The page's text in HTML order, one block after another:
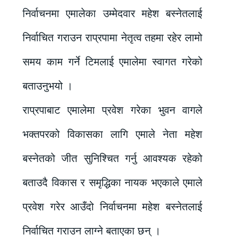
निर्वाचनमा एमालेका उम्मेदवार महेश बस्नेतलाई
निर्वाचित गराउन राप्रपामा नेतृत्व तहमा रहेर लामो
समय काम गर्ने टिमलाई एमालेमा स्वागत गरेको
बताउनुभयो ।
राप्रपाबाट एमालेमा प्रवेश गरेका भुवन वागले
भक्तपरको विकासका लागि एमाले नेता महेश
बस्नेतको जीत सुनिश्चित गर्नु आवश्यक रहेको
बताउदै विकास र समृद्धिका नायक भएकाले एमाले
प्रवेश गरेर आउँदो निर्वाचनमा महेश बस्नेतलाई
निर्वाचित गराउन लाग्ने बताएका छन् ।